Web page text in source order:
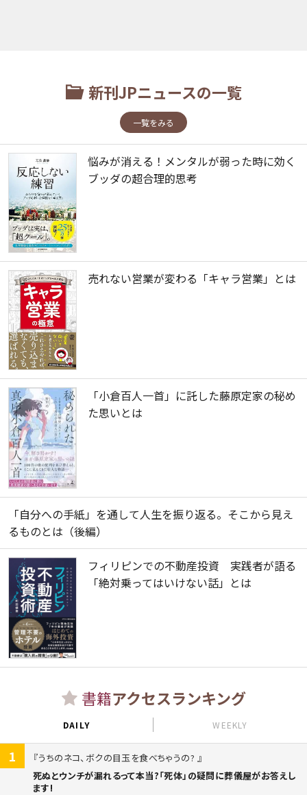
新刊JPニュースの一覧
一覧をみる
悩みが消える！メンタルが弱った時に効く
ブッダの超合理的思考
売れない営業が変わる「キャラ営業」とは
「小倉百人一首」に託した藤原定家の秘め
た思いとは
「自分への手紙」を通して人生を振り返る。そこから見え
るものとは（後編）
フィリピンでの不動産投資 実践者が語る
「絶対乗ってはいけない話」とは
書籍アクセスランキング
DAILY WEEKLY
1
うちのネコ、ボクの目玉を食べちゃうの?
死ぬとウンチが漏れるって本当?「死体」の疑問に葬儀屋がお答えし
ます!